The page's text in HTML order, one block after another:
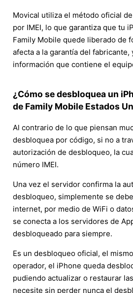
Movical utiliza el método oficial
por IMEI, lo que garantiza que tu
Family Mobile quede liberado de
afecta a la garantía del fabricante,
información que contiene el
¿Cómo se desbloquea un
de Family Mobile Estados
Al contrario de lo que piensan
desbloquea por código, si no a
autorización de desbloqueo, la
número IMEI.
Una vez el servidor confirma la
desbloqueo, simplemente se
internet, por medio de WiFi o
se conecta a los servidores de
desbloqueado para siempre.
Es un desbloqueo oficial, el
operador, el iPhone queda
pudiendo actualizar o restaurar
necesite sin perder nunca el